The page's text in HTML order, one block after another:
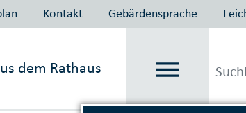
Kontakt Gebärdensprache
dem Rathaus